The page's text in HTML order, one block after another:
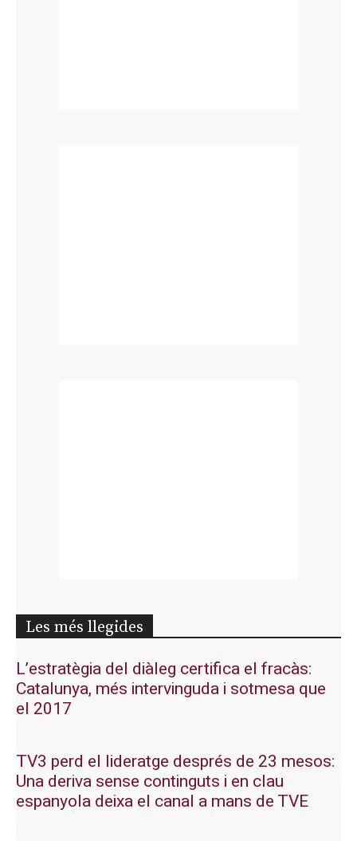
Les més llegides
L’estratègia del diàleg certifica el fracàs:
Catalunya, més intervinguda i sotmesa que
el 2017
TV3 perd el lideratge després de 23 mesos:
Una deriva sense continguts i en clau
espanyola deixa el canal a mans de TVE